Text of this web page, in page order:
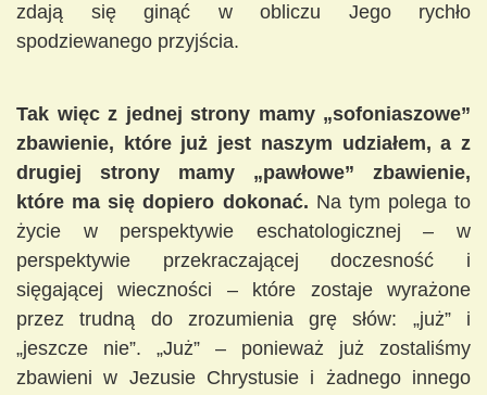
zdają się ginąć w obliczu Jego rychło
spodziewanego przyjścia.
Tak więc z jednej strony mamy „sofoniaszowe”
zbawienie, które już jest naszym udziałem, a z
drugiej strony mamy „pawłowe” zbawienie,
które ma się dopiero dokonać. Na tym polega to
życie w perspektywie eschatologicznej – w
perspektywie przekraczającej doczesność i
sięgającej wieczności – które zostaje wyrażone
przez trudną do zrozumienia grę słów: „już” i
„jeszcze nie”. „Już” – ponieważ już zostaliśmy
zbawieni w Jezusie Chrystusie i żadnego innego